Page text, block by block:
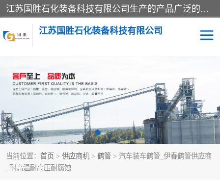
江苏国胜石化装备科技有限公司生产的产品广泛的应用于石油、石化等行业中，产品种类齐全，其中包括装卸鹤管、汽车鹤管、火车鹤管、装车鹤管、卸车鹤管、上装鹤管、下装鹤管、lng鹤管、发油鹤管、液氨鹤管、液化气鹤管等，我们生产的产品质量上乘，价格实惠，服务好，买鹤管就到国胜石化装备！
江苏国胜石化装备科技有限公司
当前位置： 首页 > 供应商机 > 鹤管 > 汽车装车鹤管_伊春鹤管供应商
_耐高温耐高压耐腐蚀
输油臂 鹤管活动梯